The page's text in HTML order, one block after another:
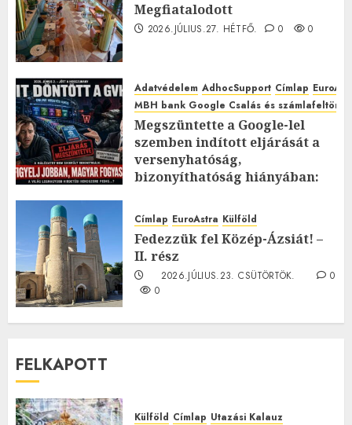
Megfiatalodott
2026.JÚLIUS.27. HÉTFŐ. 0 0
Adatvédelem AdhocSupport Címlap
MBH bank Google Csalás és
Megszüntette a Google-lel
szemben indított eljárását a
versenyhatóság,
bizonyíthatóság hiányában:
2026.JÚLIUS.23. CSÜTÖRTÖK.
0
Címlap EuroAstra Külföld
Fedezzük fel Közép-Ázsiát! –
II. rész
2026.JÚLIUS.23. CSÜTÖRTÖK.
0
0
FELKAPOTT
Külföld Címlap Utazási Kalauz